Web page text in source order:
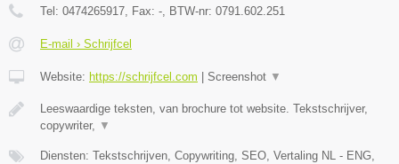
Tel: 0474265917, Fax: -, BTW-nr: 0791.602.251
E-mail › Schrijfcel
Website: https://schrijfcel.com Screenshot ▼
Leeswaardige teksten, van brochure tot website. Tekstschrijver,
copywriter, ▼
Diensten: Tekstschrijven, Copywriting, SEO, Vertaling NL - ENG,